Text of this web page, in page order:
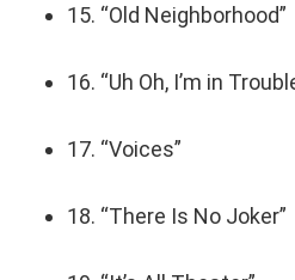
15. “Old Neighborhood”
16. “Uh Oh, I’m in
17. “Voices”
18. “There Is No Joker”